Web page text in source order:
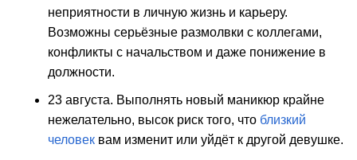
неприятности в личную жизнь и карьеру.
Возможны серьёзные размолвки с коллегами,
конфликты с начальством и даже понижение в
должности.
23 августа. Выполнять новый маникюр крайне
нежелательно, высок риск того, что близкий
человек вам изменит или уйдёт к другой девушке.